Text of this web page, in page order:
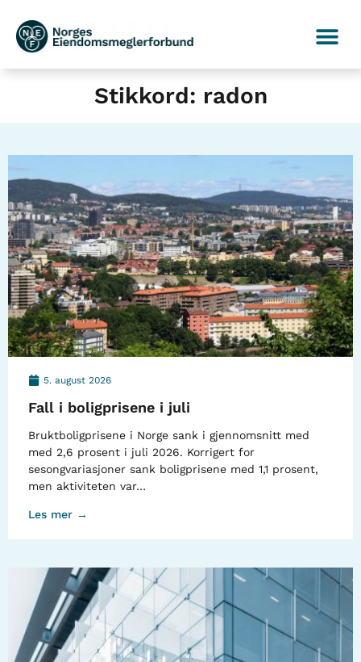
Stikkord: radon
5. august 2026
Fall i boligprisene i juli
Bruktboligprisene i Norge sank i gjennomsnitt med
med 2,6 prosent i juli 2026. Korrigert for
sesongvariasjoner sank boligprisene med 1,1 prosent,
men aktiviteten var…
Les mer →